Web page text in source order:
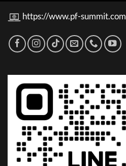
https://www.pf-summit.com